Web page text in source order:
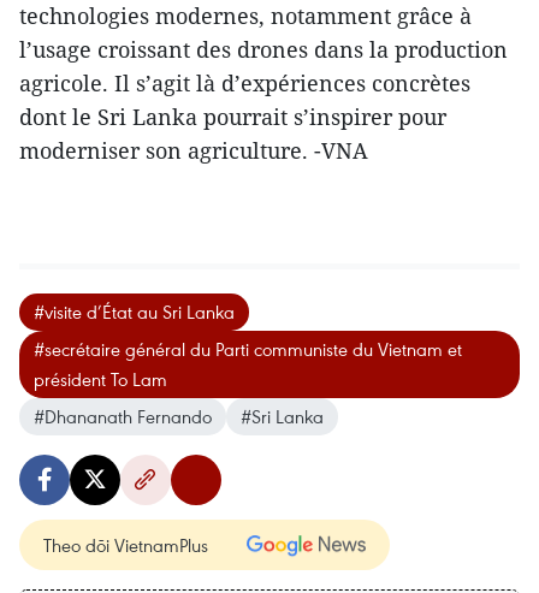
technologies modernes, notamment grâce à
l’usage croissant des drones dans la production
agricole. Il s’agit là d’expériences concrètes
dont le Sri Lanka pourrait s’inspirer pour
moderniser son agriculture. -VNA
#visite d’État au Sri Lanka
#secrétaire général du Parti communiste du Vietnam et
président To Lam
#Dhananath Fernando
#Sri Lanka
Theo dõi VietnamPlus